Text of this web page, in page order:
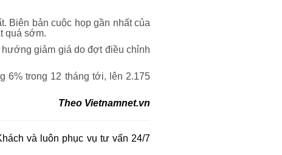
Biên bản cuộc họp gần nhất của
quá sớm.
giảm giá do đợt điều chỉnh
6% trong 12 tháng tới, lên 2.175
Theo Vietnamnet.vn
và luôn phục vụ tư vấn 24/7